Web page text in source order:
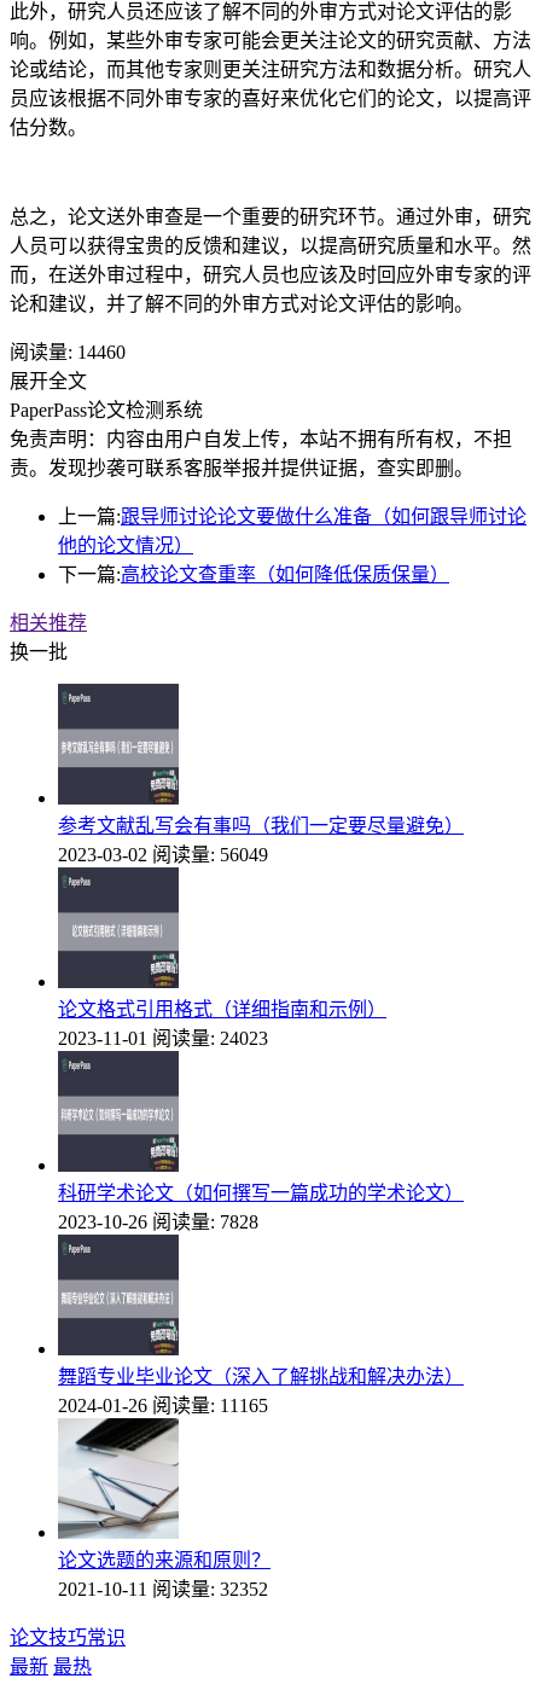
此外，研究人员还应该了解不同的外审方式对论文评估的影
响。例如，某些外审专家可能会更关注论文的研究贡献、方法
论或结论，而其他专家则更关注研究方法和数据分析。研究人
员应该根据不同外审专家的喜好来优化它们的论文，以提高评
估分数。
总之，论文送外审查是一个重要的研究环节。通过外审，研究
人员可以获得宝贵的反馈和建议，以提高研究质量和水平。然
而，在送外审过程中，研究人员也应该及时回应外审专家的评
论和建议，并了解不同的外审方式对论文评估的影响。
阅读量: 14460
展开全文
PaperPass论文检测系统
免责声明：内容由用户自发上传，本站不拥有所有权，不担
责。发现抄袭可联系客服举报并提供证据，查实即删。
上一篇:跟导师讨论论文要做什么准备（如何跟导师讨论
他的论文情况）
下一篇:高校论文查重率（如何降低保质保量）
相关推荐
换一批
参考文献乱写会有事吗（我们一定要尽量避免）
2023-03-02 阅读量: 56049
论文格式引用格式（详细指南和示例）
2023-11-01 阅读量: 24023
科研学术论文（如何撰写一篇成功的学术论文）
2023-10-26 阅读量: 7828
舞蹈专业毕业论文（深入了解挑战和解决办法）
2024-01-26 阅读量: 11165
论文选题的来源和原则？
2021-10-11 阅读量: 32352
论文技巧常识
最新 最热